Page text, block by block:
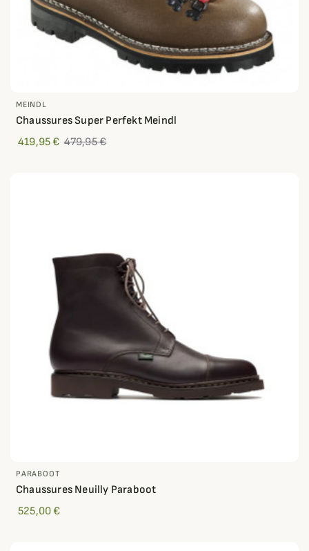
MEINDL
Chaussures Super Perfekt Meindl
419,95 € 479,95 €
PARABOOT
Chaussures Neuilly Paraboot
525,00 €